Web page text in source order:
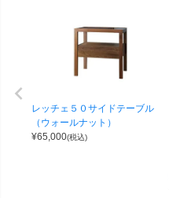
レッチェ５０サイドテーブル
（ウォールナット）
¥65,000(税込)